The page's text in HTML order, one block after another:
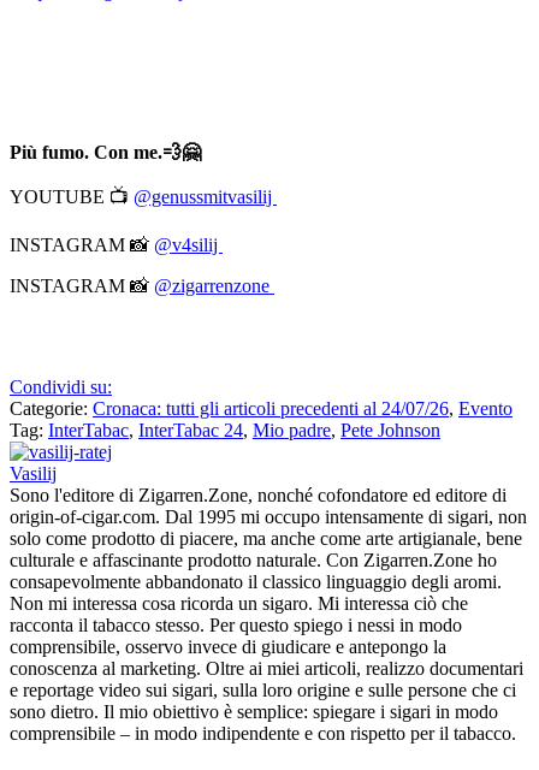
Più fumo. Con me.💨🤗
YOUTUBE 📺 @genussmitvasilij
INSTAGRAM 📸 @v4silij
INSTAGRAM 📸 @zigarrenzone
Condividi su:
Categorie: Cronaca: tutti gli articoli precedenti al 24/07/26, Evento
Tag: InterTabac, InterTabac 24, Mio padre, Pete Johnson
Vasilij
Sono l'editore di Zigarren.Zone, nonché cofondatore ed editore di
origin-of-cigar.com. Dal 1995 mi occupo intensamente di sigari, non
solo come prodotto di piacere, ma anche come arte artigianale, bene
culturale e affascinante prodotto naturale. Con Zigarren.Zone ho
consapevolmente abbandonato il classico linguaggio degli aromi.
Non mi interessa cosa ricorda un sigaro. Mi interessa ciò che
racconta il tabacco stesso. Per questo spiego i nessi in modo
comprensibile, osservo invece di giudicare e antepongo la
conoscenza al marketing. Oltre ai miei articoli, realizzo documentari
e reportage video sui sigari, sulla loro origine e sulle persone che ci
sono dietro. Il mio obiettivo è semplice: spiegare i sigari in modo
comprensibile – in modo indipendente e con rispetto per il tabacco.